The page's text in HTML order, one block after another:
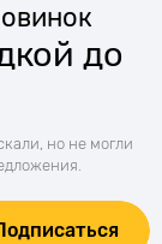
до
но не могли